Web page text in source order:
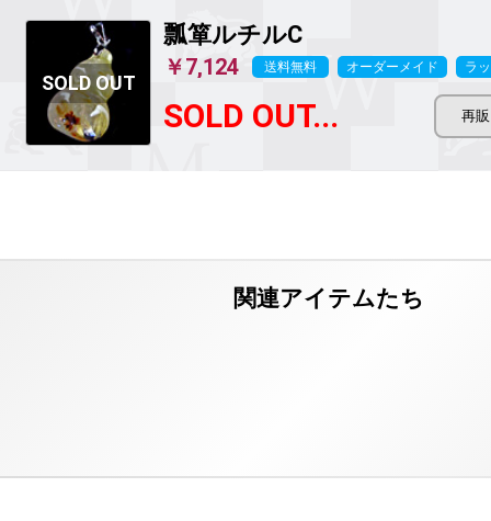
瓢箪ルチルC
￥7,124 送料無料 オーダーメイド ラ
SOLD OUT...